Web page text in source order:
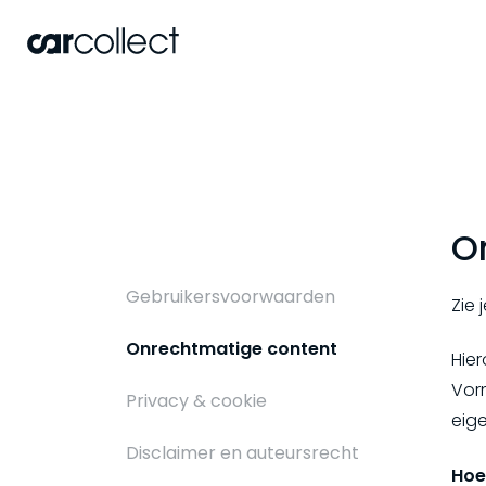
Gebruikersvoorwaarden
Onrechtmatige content
Privacy & cookie
Disclaimer en auteursrecht
Zie